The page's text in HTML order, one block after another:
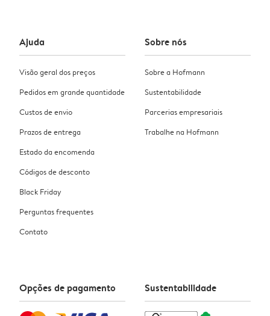
Ajuda
Visão geral dos preços
Pedidos em grande quantidade
Custos de envio
Prazos de entrega
Estado da encomenda
Códigos de desconto
Black Friday
Perguntas frequentes
Contato
Sobre nós
Sobre a Hofmann
Sustentabilidade
Parcerias empresariais
Trabalhe na Hofmann
Opções de pagamento Sustentabilidade